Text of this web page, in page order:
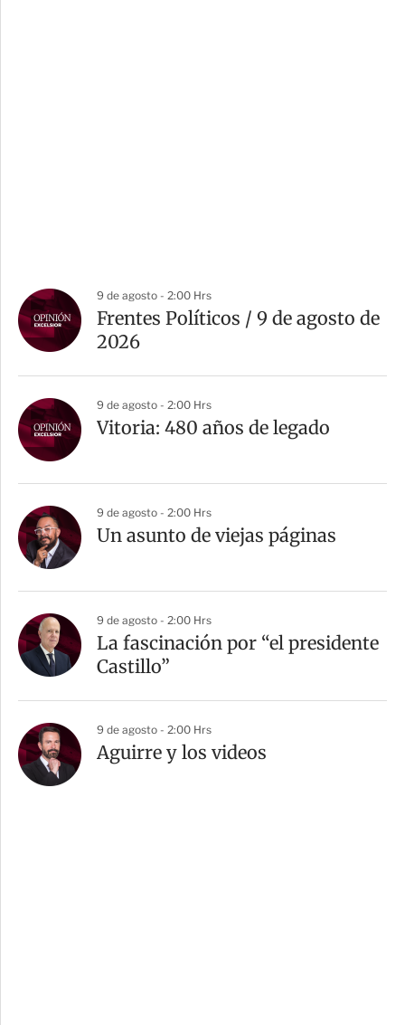
9 de agosto - 2:00 Hrs
Frentes Políticos / 9 de agosto de
2026
9 de agosto - 2:00 Hrs
Vitoria: 480 años de legado
9 de agosto - 2:00 Hrs
Un asunto de viejas páginas
9 de agosto - 2:00 Hrs
La fascinación por “el presidente
Castillo”
9 de agosto - 2:00 Hrs
Aguirre y los videos